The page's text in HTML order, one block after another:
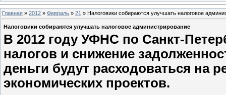
Главная » 2012 » Февраль » 21 » Налоговики собираются улучшать налоговое
Налоговики собираются улучшать налоговое администрирование
В 2012 году УФНС по Санкт-
налогов и снижение
деньги будут расходоваться на
экономических проектов.